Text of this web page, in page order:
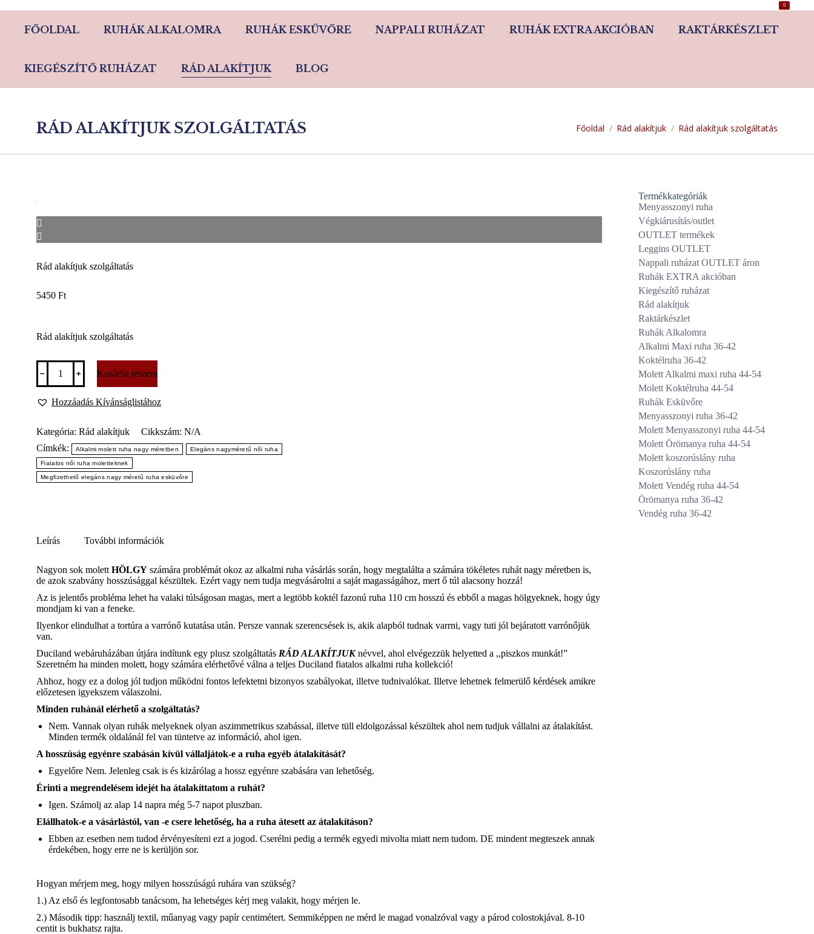
0
FŐOLDAL RUHÁK ALKALOMRA RUHÁK ESKÜVŐRE NAPPALI RUHÁZAT RUHÁK EXTRA AKCIÓBAN RAKTÁRKÉSZLET
KIEGÉSZÍTŐ RUHÁZAT RÁD ALAKÍTJUK BLOG
RÁD ALAKÍTJUK SZOLGÁLTATÁS You are here:
Főoldal Rád alakítjuk Rád alakítjuk szolgáltatás
Rád alakítjuk szolgáltatás
5450 Ft
Rád alakítjuk szolgáltatás
Rád
alakítjuk
szolgáltatás
mennyiség
﹣ ﹢ Kosárba teszem
Hozzáadás Kívánságlistához
Kategória: Rád alakítjuk Cikkszám: N/A
Címkék:
Alkalmi molett ruha nagy méretben Elegáns nagyméretű női ruha
Fiatalos női ruha moletteknek
Megfizethető elegáns nagy méretű ruha esküvőre
Leírás További információk
Nagyon sok molett HÖLGY számára problémát okoz az alkalmi ruha vásárlás során, hogy megtalálta a számára tökéletes ruhát nagy méretben is,
de azok szabvány hosszúsággal készültek. Ezért vagy nem tudja megvásárolni a saját magasságához, mert ő túl alacsony hozzá!
Az is jelentős probléma lehet ha valaki túlságosan magas, mert a legtöbb koktél fazonú ruha 110 cm hosszú és ebből a magas hölgyeknek, hogy úgy
mondjam ki van a feneke.
Ilyenkor elindulhat a tortúra a varrónő kutatása után. Persze vannak szerencsések is, akik alapból tudnak varrni, vagy tuti jól bejáratott varrónőjük
van.
Duciland webáruházában útjára indítunk egy plusz szolgáltatás RÁD ALAKÍTJUKnévvel, ahol elvégezzük helyetted a ,,piszkos munkát!”
Szeretném ha minden molett, hogy számára elérhetővé válna a teljes Duciland fiatalos alkalmi ruha kollekció!
Ahhoz, hogy ez a dolog jól tudjon működni fontos lefektetni bizonyos szabályokat, illetve tudnivalókat. Illetve lehetnek felmerülő kérdések amikre
előzetesen igyekszem válaszolni.
Minden ruhánál elérhető a szolgáltatás?
Nem. Vannak olyan ruhák melyeknek olyan aszimmetrikus szabással, illetve tüll eldolgozással készültek ahol nem tudjuk vállalni az átalakítást.
Minden termék oldalánál fel van tüntetve az információ, ahol igen.
A hosszúság egyénre szabásán kívül vállaljátok-e a ruha egyéb átalakítását?
Egyelőre Nem. Jelenleg csak is és kizárólag a hossz egyénre szabására van lehetőség.
Érinti a megrendelésem idejét ha átalakíttatom a ruhát?
Igen. Számolj az alap 14 napra még 5-7 napot pluszban.
Elállhatok-e a vásárlástól, van -e csere lehetőség, ha a ruha átesett az átalakításon?
Ebben az esetben nem tudod érvényesíteni ezt a jogod. Cserélni pedig a termék egyedi mivolta miatt nem tudom. DE mindent megteszek annak
érdekében, hogy erre ne is kerüljön sor.
Hogyan mérjem meg, hogy milyen hosszúságú ruhára van szükség?
1.) Az első és legfontosabb tanácsom, ha lehetséges kérj meg valakit, hogy mérjen le.
2.) Második tipp: használj textil, műanyag vagy papír centimétert. Semmiképpen ne mérd le magad vonalzóval vagy a párod colostokjával. 8-10
centit is bukhatsz rajta.
Termékkategóriák
Menyasszonyi ruha
Végkiárusítás/outlet
OUTLET termékek
Leggins OUTLET
Nappali ruházat OUTLET áron
Ruhák EXTRA akcióban
Kiegészítő ruházat
Rád alakítjuk
Raktárkészlet
Ruhák Alkalomra
Alkalmi Maxi ruha 36-42
Koktélruha 36-42
Molett Alkalmi maxi ruha 44-54
Molett Koktélruha 44-54
Ruhák Esküvőre
Menyasszonyi ruha 36-42
Molett Menyasszonyi ruha 44-54
Molett Örömanya ruha 44-54
Molett koszorúslány ruha
Koszorúslány ruha
Molett Vendég ruha 44-54
Örömanya ruha 36-42
Vendég ruha 36-42